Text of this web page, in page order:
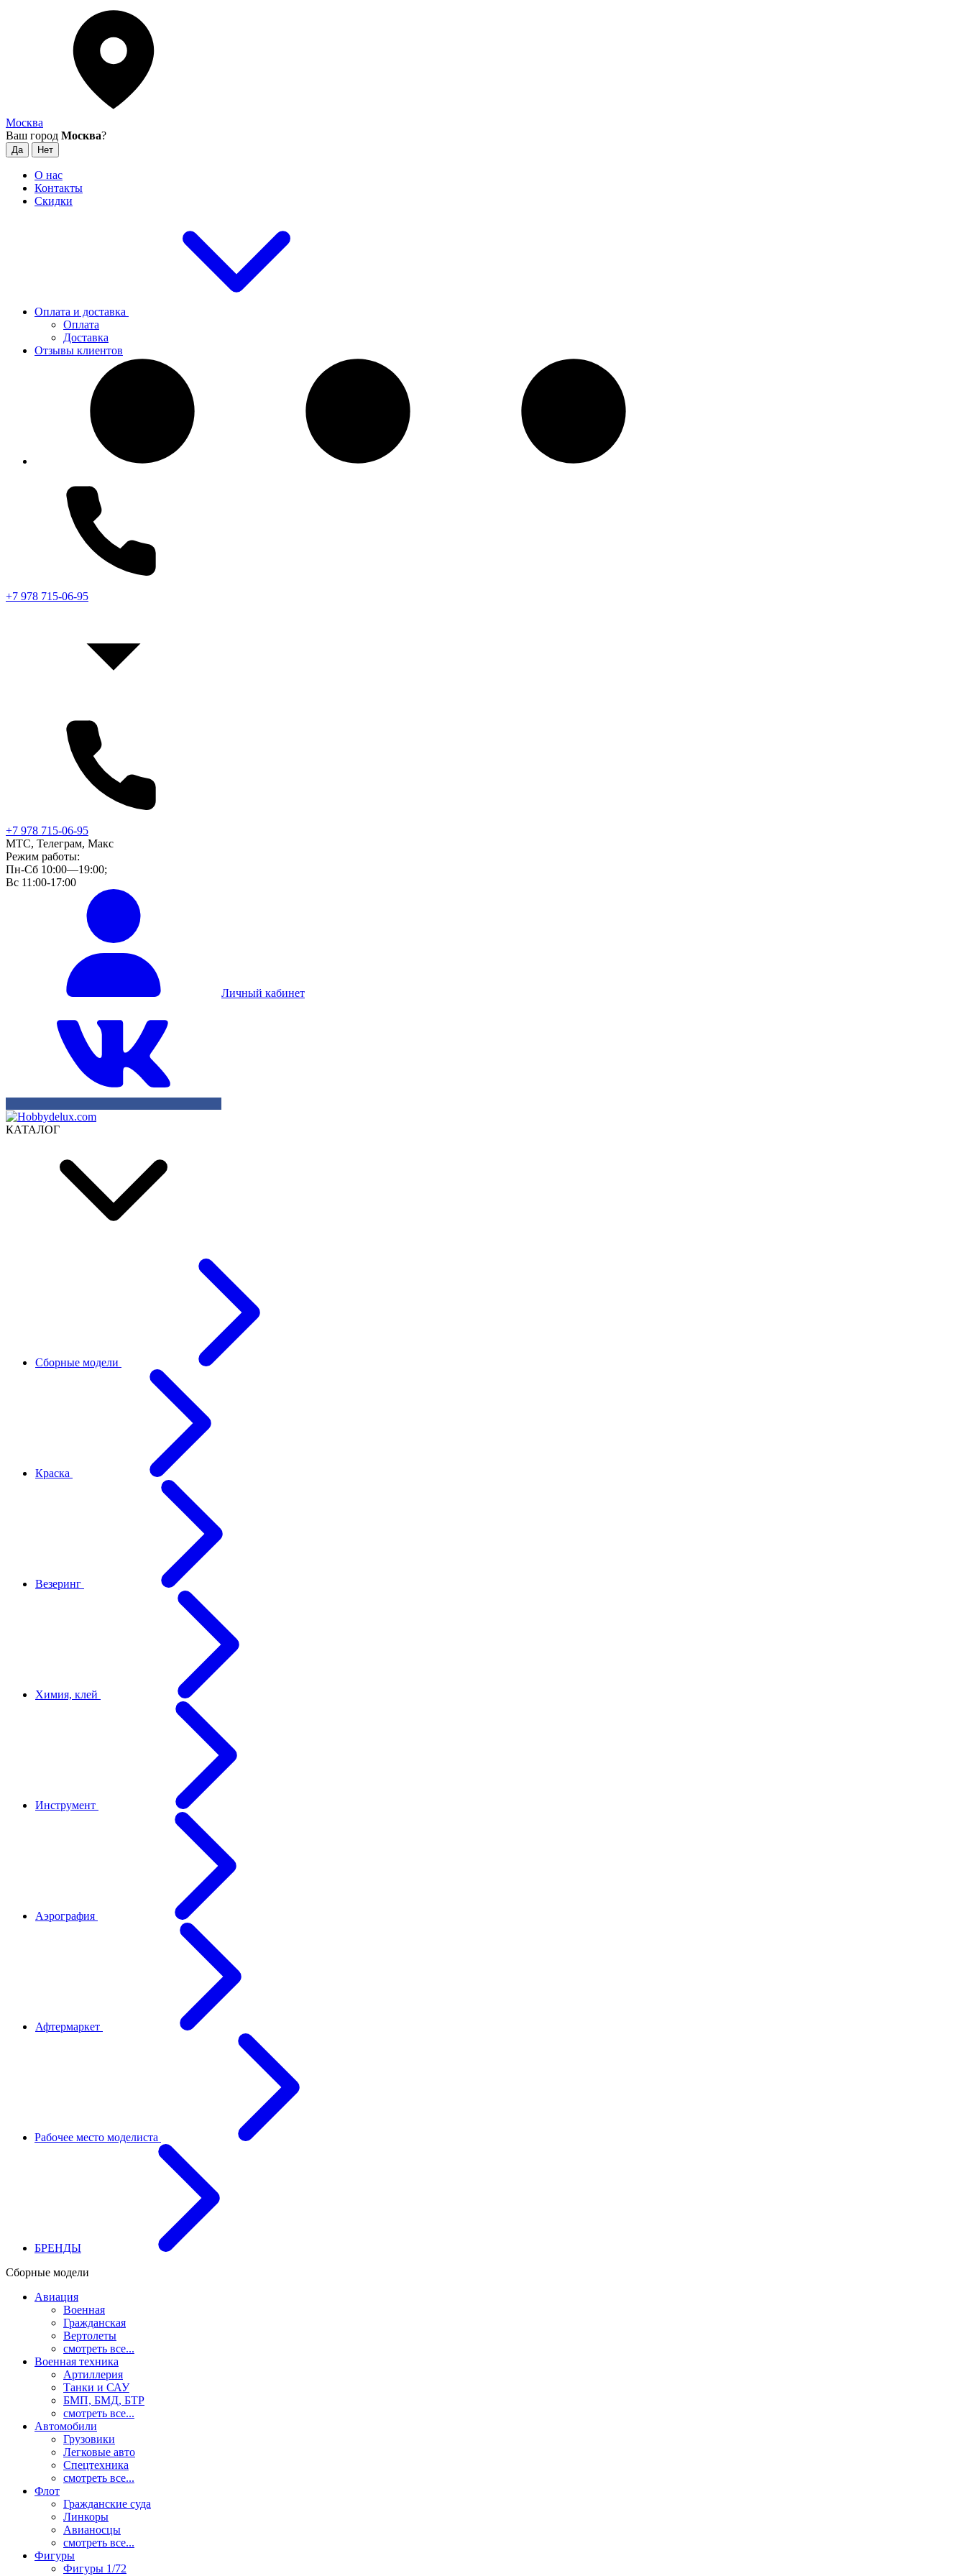
Москва
Ваш город Москва?
О нас
Контакты
Скидки
Оплата и доставка
Оплата
Доставка
Отзывы клиентов
+7 978 715-06-95
+7 978 715-06-95
МТС, Телеграм, Макс
Режим работы:
Пн-Сб 10:00—19:00;
Вс 11:00-17:00
Личный кабинет
КАТАЛОГ
Сборные модели
Краска
Везеринг
Химия, клей
Инструмент
Аэрография
Афтермаркет
Рабочее место моделиста
БРЕНДЫ
Сборные модели
Авиация
Военная
Гражданская
Вертолеты
смотреть все...
Военная техника
Артиллерия
Танки и САУ
БМП, БМД, БТР
смотреть все...
Автомобили
Грузовики
Легковые авто
Спецтехника
смотреть все...
Флот
Гражданские суда
Линкоры
Авианосцы
смотреть все...
Фигуры
Фигуры 1/72